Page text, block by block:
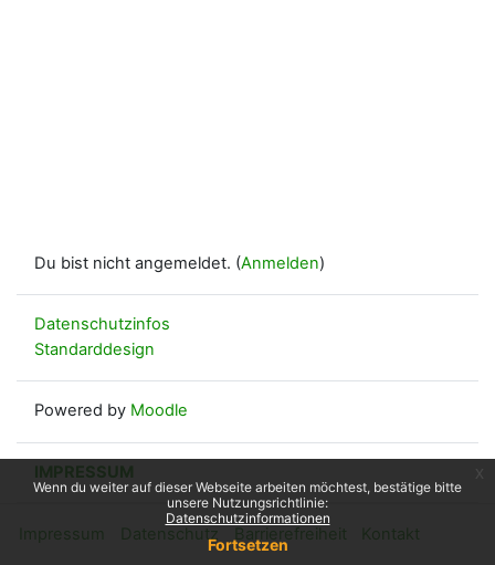
Wenn du weiter auf dieser Webseite arbeiten möchtest, bestätige bitte
unsere Nutzungsrichtlinie:
Datenschutzinformationen
Fortsetzen
Du bist nicht angemeldet. (Anmelden)
Datenschutzinfos
Standarddesign
Powered by Moodle
IMPRESSUM
Impressum Datenschutz Barrierefreiheit Kontakt